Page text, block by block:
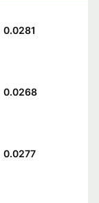
0.0281
0.0268
0.0277